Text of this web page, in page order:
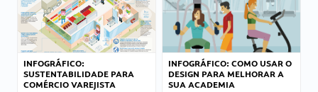
INFOGRÁFICO:
SUSTENTABILIDADE PARA
COMÉRCIO VAREJISTA
INFOGRÁFICO: COMO USAR O
DESIGN PARA MELHORAR A
SUA ACADEMIA